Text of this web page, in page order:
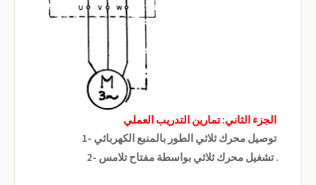
1- توصيل محرك ثلاثي الطور بالمنبع الكهربائي
2- تشغيل محرك ثلاثي بواسطة مفتاح تلامس .